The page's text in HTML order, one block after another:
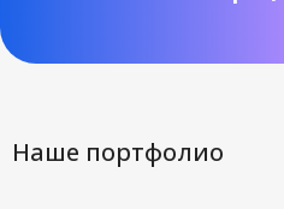
Наше портфолио